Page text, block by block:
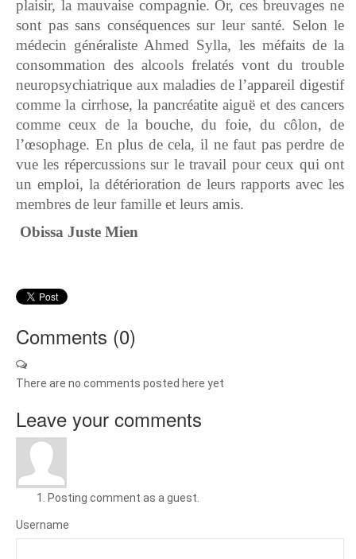
plaisir, la mauvaise compagnie. Or, ces breuvages ne
sont pas sans conséquences sur leur santé. Selon le
médecin généraliste Ahmed Sylla, les méfaits de la
consommation des alcools frelatés vont du trouble
neuropsychiatrique aux maladies de l’appareil digestif
comme la cirrhose, la pancréatite aiguë et des cancers
comme ceux de la bouche, du foie, du côlon, de
l’œsophage. En plus de cela, il ne faut pas perdre de
vue les répercussions sur le travail pour ceux qui ont
un emploi, la détérioration de leurs rapports avec les
membres de leur famille et leurs amis.
Obissa Juste Mien
Comments (0)
There are no comments posted here yet
Leave your comments
Posting comment as a guest.
Username